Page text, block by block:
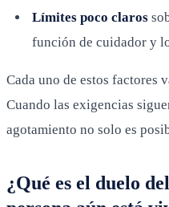
Límites poco claros
función de cuidador y
Cada uno de estos factores
Cuando las exigencias
agotamiento no solo es
¿Qué es el duelo